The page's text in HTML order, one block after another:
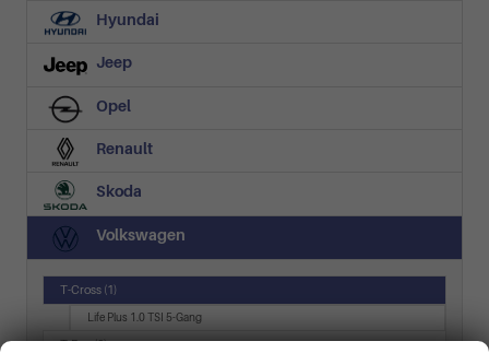
Hyundai
Jeep
Opel
Renault
Skoda
Volkswagen
T-Cross (1)
Life Plus 1.0 TSI 5-Gang
T-Roc(6)